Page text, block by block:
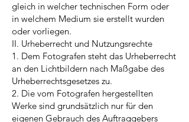
gleich in welcher technischen Form oder
in welchem Medium sie erstellt wurden
oder vorliegen.
II. Urheberrecht und Nutzungsrechte
1. Dem Fotografen steht das Urheberrecht
an den Lichtbildern nach Maßgabe des
Urheberrechtsgesetzes zu.
2. Die vom Fotografen hergestellten
Werke sind grundsätzlich nur für den
eigenen Gebrauch des Auftraggebers